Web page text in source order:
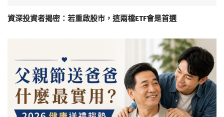
資深投資者揭密：若重啟股市，這兩檔ETF會是首選